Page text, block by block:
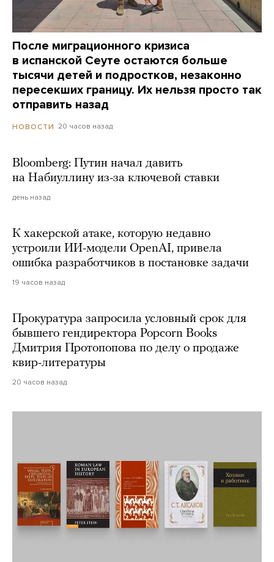
После миграционного кризиса
в испанской Сеуте остаются больше
тысячи детей и подростков, незаконно
пересекших границу. Их нельзя просто так
отправить назад
НОВОСТИ 20 часов назад
Bloomberg: Путин начал давить
на Набиуллину из-за ключевой ставки
день назад
К хакерской атаке, которую недавно
устроили ИИ-модели OpenAI, привела
ошибка разработчиков в постановке задачи
19 часов назад
Прокуратура запросила условный срок для
бывшего гендиректора Popcorn Books
Дмитрия Протопопова по делу о продаже
квир-литературы
20 часов назад